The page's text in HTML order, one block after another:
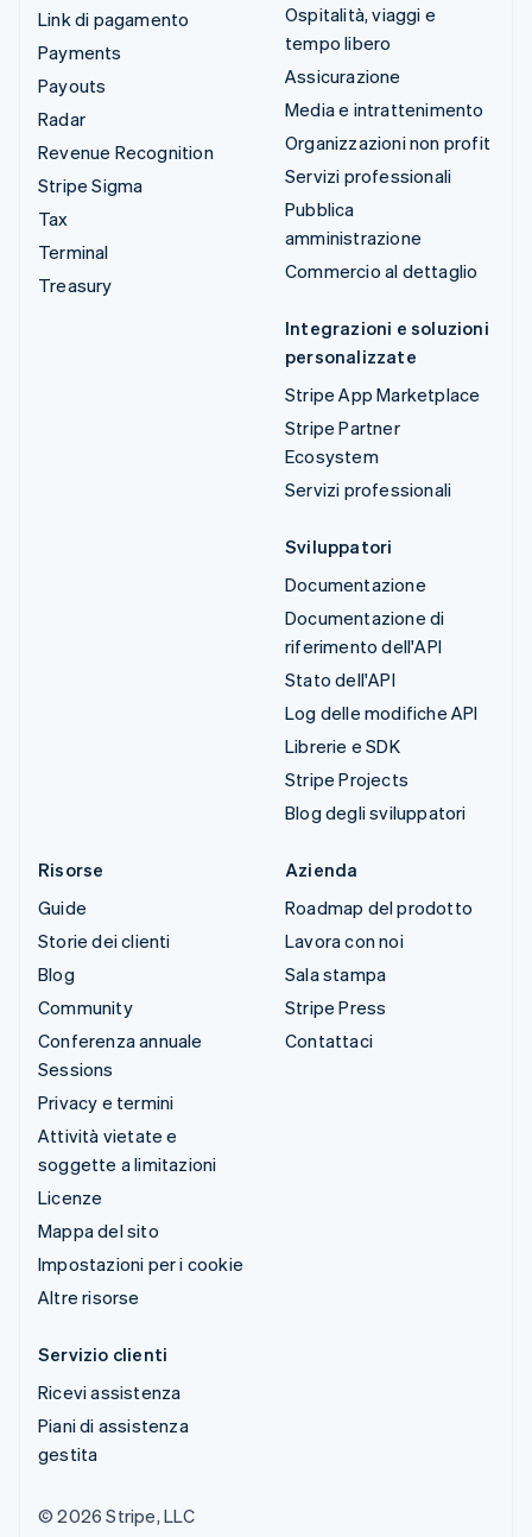
Link di pagamento
Payments
Payouts
Radar
Revenue Recognition
Stripe Sigma
Tax
Terminal
Treasury
Ospitalità, viaggi e
tempo libero
Assicurazione
Media e intrattenimento
Organizzazioni non profit
Servizi professionali
Pubblica
amministrazione
Commercio al dettaglio
Integrazioni e soluzioni
personalizzate
Stripe App Marketplace
Stripe Partner
Ecosystem
Servizi professionali
Sviluppatori
Documentazione
Documentazione di
riferimento dell'API
Stato dell'API
Log delle modifiche API
Librerie e SDK
Stripe Projects
Blog degli sviluppatori
Risorse
Guide
Storie dei clienti
Blog
Community
Conferenza annuale
Sessions
Privacy e termini
Attività vietate e
soggette a limitazioni
Licenze
Mappa del sito
Impostazioni per i cookie
Altre risorse
Azienda
Roadmap del prodotto
Lavora con noi
Sala stampa
Stripe Press
Contattaci
Servizio clienti
Ricevi assistenza
Piani di assistenza
gestita
© 2026 Stripe, LLC